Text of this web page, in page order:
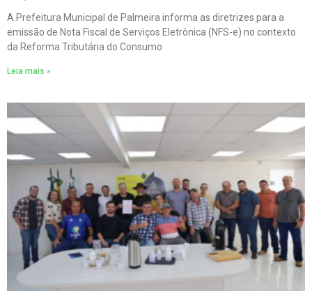
A Prefeitura Municipal de Palmeira informa as diretrizes para a
emissão de Nota Fiscal de Serviços Eletrônica (NFS-e) no contexto
da Reforma Tributária do Consumo
Leia mais »